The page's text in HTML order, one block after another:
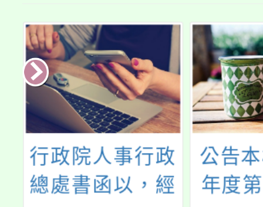
公告本校113學
年度第1學期第
銓敘
遺屬